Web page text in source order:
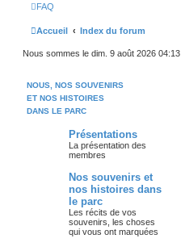
FAQ
Accueil Index du forum
Nous sommes le dim. 9 août 2026 04:13
NOUS, NOS SOUVENIRS
ET NOS HISTOIRES
DANS LE PARC
Présentations
La présentation des
membres
Nos souvenirs et
nos histoires dans
le parc
Les récits de vos
souvenirs, les choses
qui vous ont marquées